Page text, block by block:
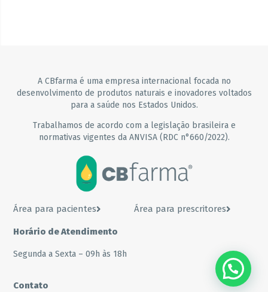
A CBfarma é uma empresa internacional focada no
desenvolvimento de produtos naturais e inovadores voltados
para a saúde nos Estados Unidos.
Trabalhamos de acordo com a legislação brasileira e
normativas vigentes da ANVISA (RDC n°660/2022).
Área para pacientes Área para prescritores
Horário de Atendimento
Segunda a Sexta – 09h às 18h
Contato